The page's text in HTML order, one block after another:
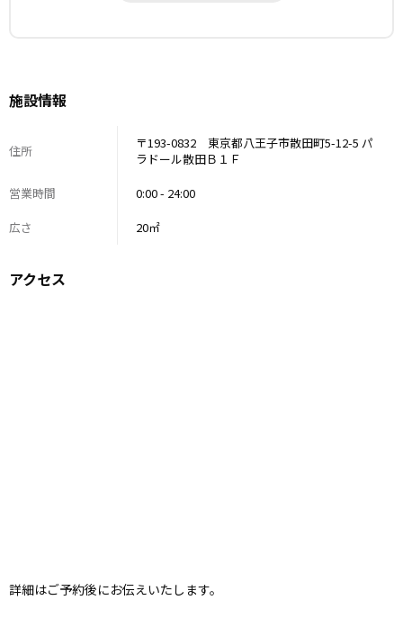
台車はタイヤがロックされて保管されていますので、台車足
施設情報
住所
〒193-0832 東京都八王子市散田町5-12-5 パ
ラドール散田Ｂ１Ｆ
営業時間
0:00 - 24:00
広さ
20㎡
アクセス
詳細はご予約後にお伝えいたします。